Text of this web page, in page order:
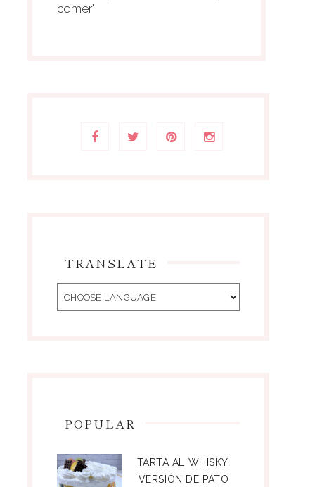
comer"
TRANSLATE
POPULAR
TARTA AL WHISKY.
VERSIÓN DE PATO